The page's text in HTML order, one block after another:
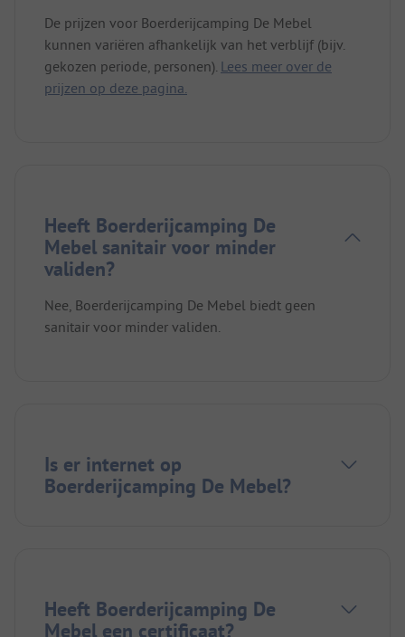
De prijzen voor Boerderijcamping De Mebel
kunnen variëren afhankelijk van het verblijf (bijv.
gekozen periode, personen). Lees meer over de
prijzen op deze pagina.
Heeft Boerderijcamping De
Mebel sanitair voor minder
validen?
Nee, Boerderijcamping De Mebel biedt geen
sanitair voor minder validen.
Is er internet op
Boerderijcamping De Mebel?
Heeft Boerderijcamping De
Mebel een certificaat?